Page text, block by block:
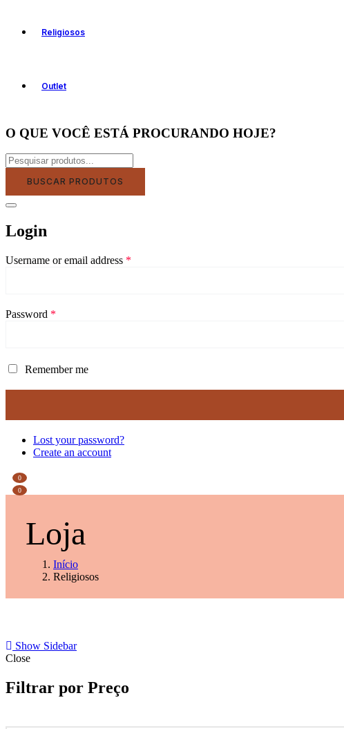
Religiosos
Outlet
O QUE VOCÊ ESTÁ PROCURANDO HOJE?
BUSCAR PRODUTOS
Login
Username or email address *
Password *
Remember me
Lost your password?
Create an account
0
0
Loja
Início
Religiosos
Show Sidebar
Close
Filtrar por Preço